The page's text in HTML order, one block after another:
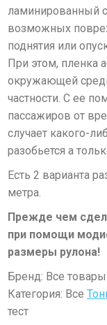
ламинированный
возможных
поднятия или
При этом, пленка
окружающей
частности. С ее
пассажиров от
случает какого-
разобьется а
Есть 2 варианта
метра.
Прежде чем
при помощи
размеры рулона!
Бренд: Все
Категория: Все
тест